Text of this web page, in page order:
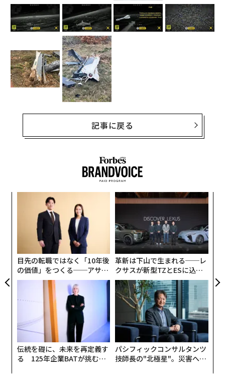
記事に戻る
目先の転職ではなく「10年後
の価値」をつくる──アサイ
ンの長期伴走型支援とは
革新は下山で生まれる──レ
クサスが新型TZとESに込め
た「DISCOVER」の哲学
伝統を礎に、未来を再定義す
る 125年企業BATが挑むス
パシフィックコンサルタンツ
技師長の"北極星"。災害への